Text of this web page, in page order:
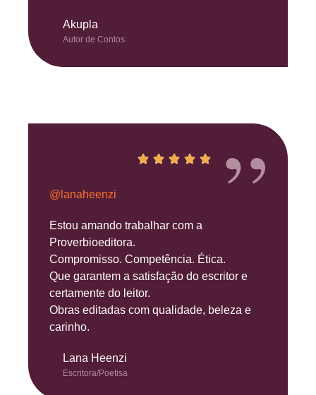
Akupla
Autor de Contos
”
@lanaheenzi
Estou amando trabalhar com a
Proverbioeditora.
Compromisso. Competência. Ética.
Que garantem a satisfação do escritor e
certamente do leitor.
Obras editadas com qualidade, beleza e
carinho.
Lana Heenzi
Escritora/Poetisa